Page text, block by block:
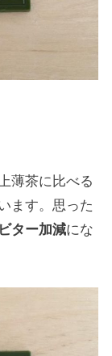
薄茶に比べる
ます。思った
ター加減にな